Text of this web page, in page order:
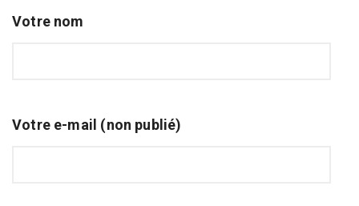
Votre nom
Votre e-mail (non publié)